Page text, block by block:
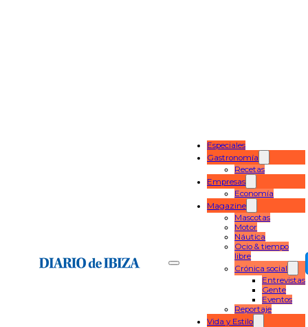
Especiales
Gastronomía
Recetas
Empresas
Economía
Magazine
Mascotas
Motor
Náutica
Ocio & tiempo
libre
Crónica social
Entrevistas
Gente
Eventos
Reportaje
Vida y Estilo